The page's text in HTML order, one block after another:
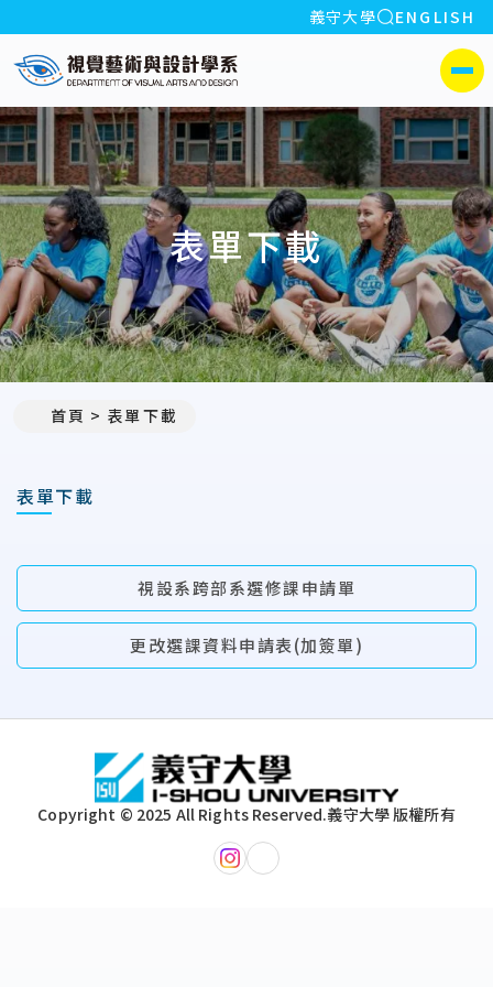
:::
義守大學 全站搜索
ENGLISH
義守大學視覺藝術與設計學系
側選單
表單下載
首頁 表單下載
表單下載
視設系跨部系選修課申請單
更改選課資料申請表(加簽單)
Copyright © 2025 All Rights Reserved.義守大學 版權所有